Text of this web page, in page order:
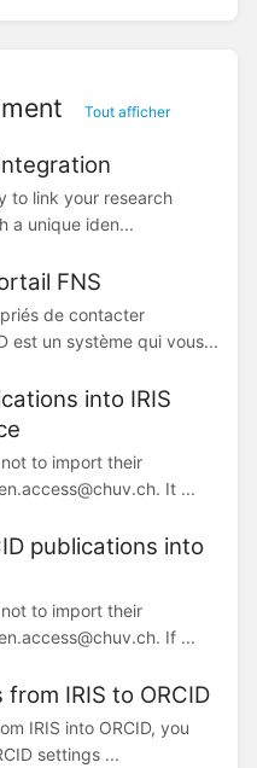
Tout afficher
to link your research
a unique iden...
FNS
de contacter
est un système qui vous...
into IRIS
to import their
It ...
publications into
to import their
If ...
IRIS to ORCID
IRIS into ORCID, you
settings ...